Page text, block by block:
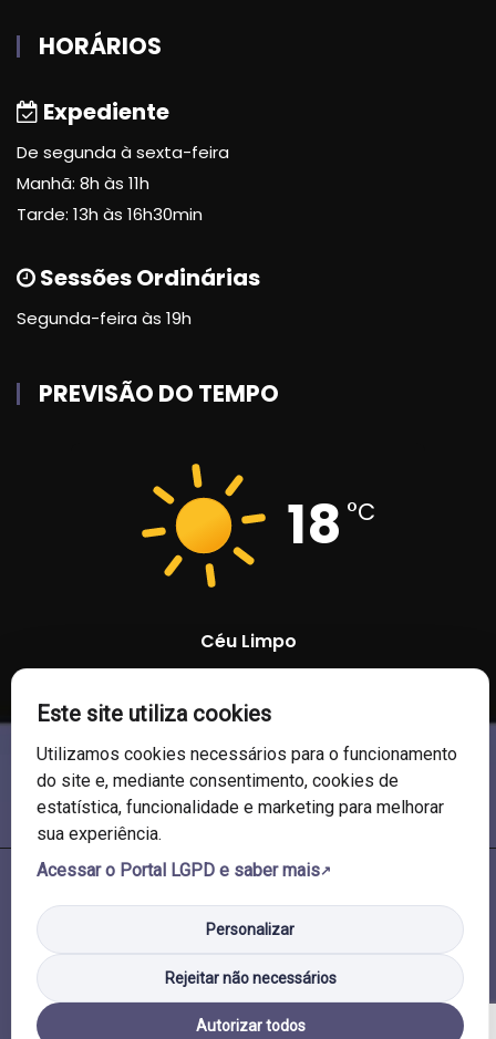
HORÁRIOS
Expediente
De segunda à sexta-feira
Manhã: 8h às 11h
Tarde: 13h às 16h30min
Sessões Ordinárias
Segunda-feira às 19h
PREVISÃO DO TEMPO
18 °C
Céu Limpo
86 % 1009 mb
reservados.
Este site utiliza cookies
Utilizamos cookies necessários para o funcionamento
do site e, mediante consentimento, cookies de
estatística, funcionalidade e marketing para melhorar
sua experiência.
Acessar o Portal LGPD e saber mais
Personalizar
Rejeitar não necessários
Autorizar todos